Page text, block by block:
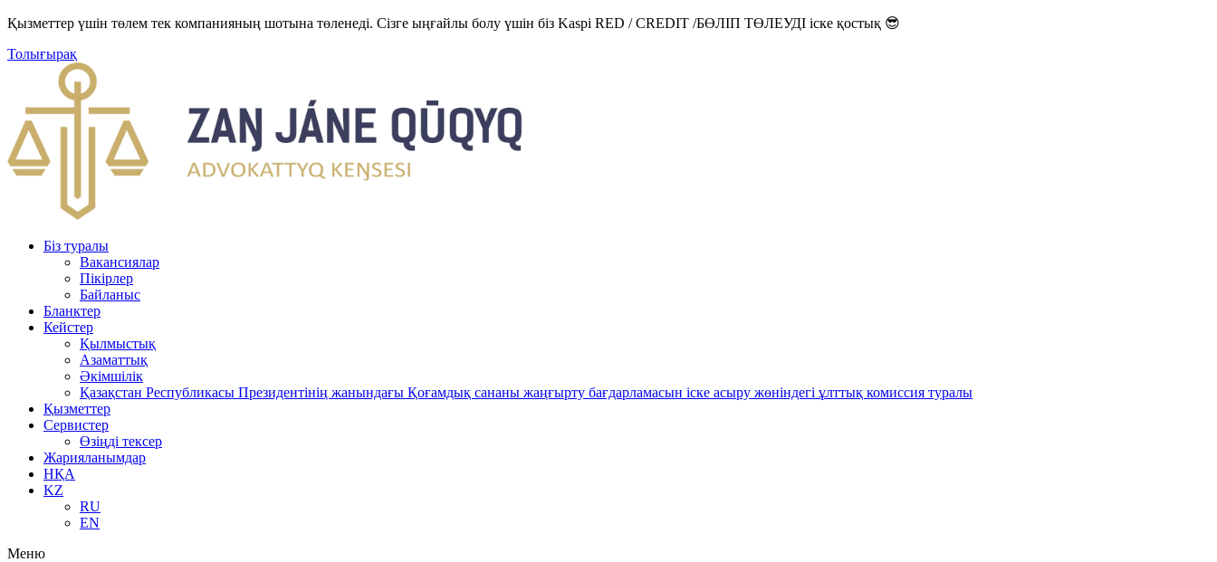
Қызметтер үшін төлем тек компанияның шотына төленеді. Сізге ыңғайлы болу үшін біз Kaspi RED / CREDIT /БӨЛІП ТӨЛЕУДІ іске қостық 😎
Толығырақ
Біз туралы
Вакансиялар
Пікірлер
Байланыс
Бланктер
Кейстер
Қылмыстық
Азаматтық
Әкімшілік
Қазақстан Республикасы Президентінің жанындағы Қоғамдық сананы жаңғырту бағдарламасын іске асыру жөніндегі ұлттық комиссия туралы
Қызметтер
Сервистер
Өзіңді тексер
Жарияланымдар
НҚА
KZ
RU
EN
Меню